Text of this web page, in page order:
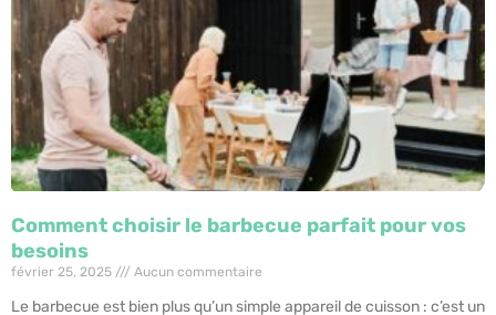
Comment choisir le barbecue parfait pour vos
besoins
février 25, 2025 Aucun commentaire
Le barbecue est bien plus qu’un simple appareil de cuisson : c’est un